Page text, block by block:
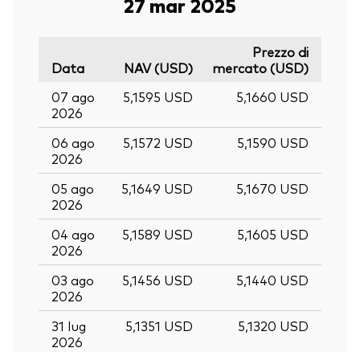
Data NAV (USD)
Prezzo di
mercato (USD)
07 ago
2026
5,1595 USD 5,1660 USD
06 ago
2026
5,1572 USD 5,1590 USD
05 ago
2026
5,1649 USD 5,1670 USD
04 ago
2026
5,1589 USD 5,1605 USD
03 ago
2026
5,1456 USD 5,1440 USD
31 lug
2026
5,1351 USD 5,1320 USD